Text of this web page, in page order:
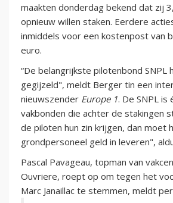
maakten donderdag bekend dat zij
opnieuw willen staken. Eerdere
inmiddels voor een kostenpost van
euro.
“De belangrijkste pilotenbond SNPL
gegijzeld", meldt Berger tin een
nieuwszender Europe 1. De SNPL is
vakbonden die achter de stakingen
de piloten hun zin krijgen, dan moet
grondpersoneel geld in leveren",
Pascal Pavageau, topman van
Ouvriere, roept op om tegen het
Marc Janaillac te stemmen, meldt